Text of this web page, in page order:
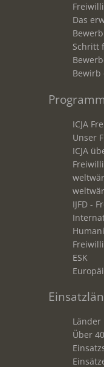
Das
Schritt
Bewirb
ICJA
Unser
ICJA
IJFD -
ESK
Länder
Über